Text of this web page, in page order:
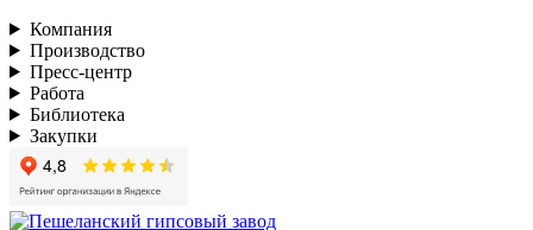
Компания
Производство
Пресс-центр
Работа
Библиотека
Закупки